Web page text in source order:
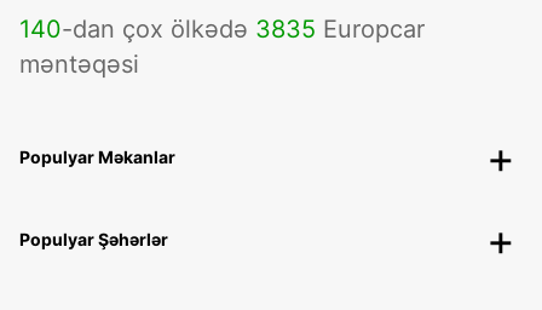
140-dan çox ölkədə 3835 Europcar
məntəqəsi
Populyar Məkanlar
Populyar Şəhərlər